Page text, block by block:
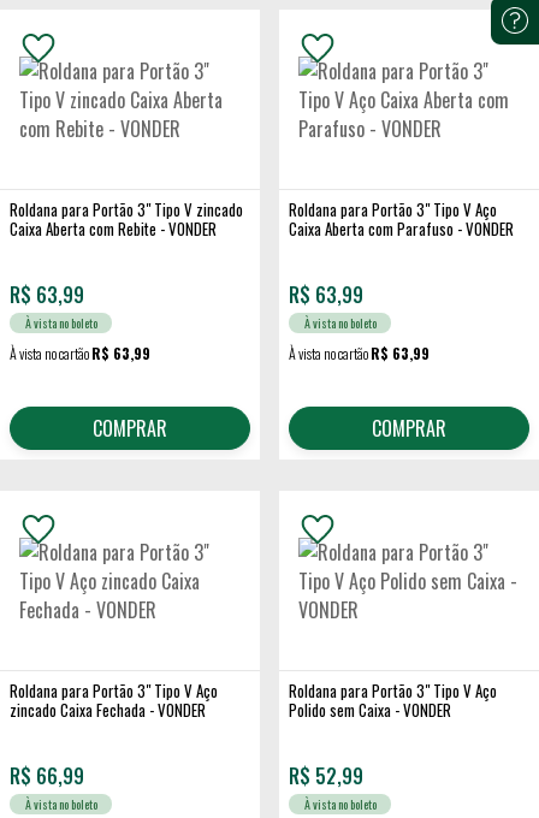
Roldana para Portão 3" Tipo V zincado
Caixa Aberta com Rebite - VONDER
R$ 63,99
À vista no boleto
À vista no cartãoR$ 63,99
COMPRAR
Roldana para Portão 3" Tipo V Aço
Caixa Aberta com Parafuso - VONDER
R$ 63,99
À vista no boleto
À vista no cartãoR$ 63,99
COMPRAR
Roldana para Portão 3" Tipo V Aço
zincado Caixa Fechada - VONDER
R$ 66,99
À vista no boleto
Roldana para Portão 3" Tipo V Aço
Polido sem Caixa - VONDER
R$ 52,99
À vista no boleto